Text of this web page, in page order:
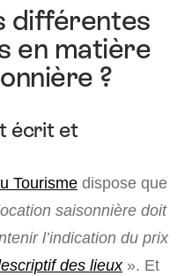
différentes
en matière
?
écrit et
Tourisme dispose que
saisonnière doit
l’indication du prix
des lieux». Et